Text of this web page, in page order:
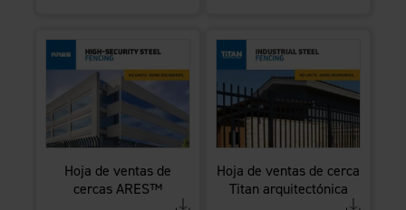
Hoja de ventas de
cercas ARES™
Hoja de ventas de cerca
Titan arquitectónica